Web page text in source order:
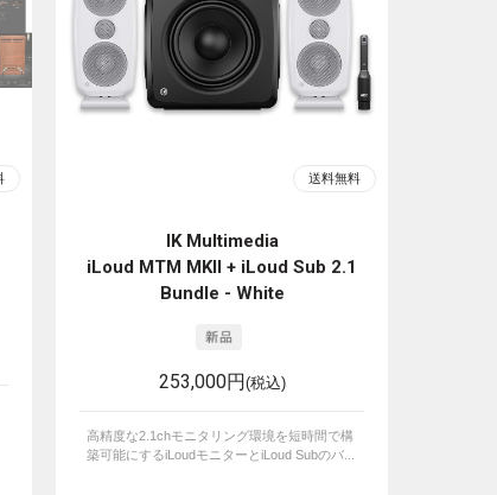
IK Multimedia
iLoud MTM MKII + iLoud Sub 2.1
Bundle - White
253,000円(税込)
高精度な2.1chモニタリング環境を短時間で構
築可能にするiLoudモニターとiLoud Subのバ...